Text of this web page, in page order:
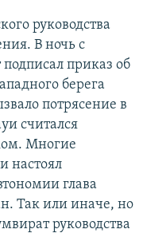
руководства
В ночь с
приказ об
берега
потрясение в
считался
Многие
настоял
глава
Так или иначе, но
руководства